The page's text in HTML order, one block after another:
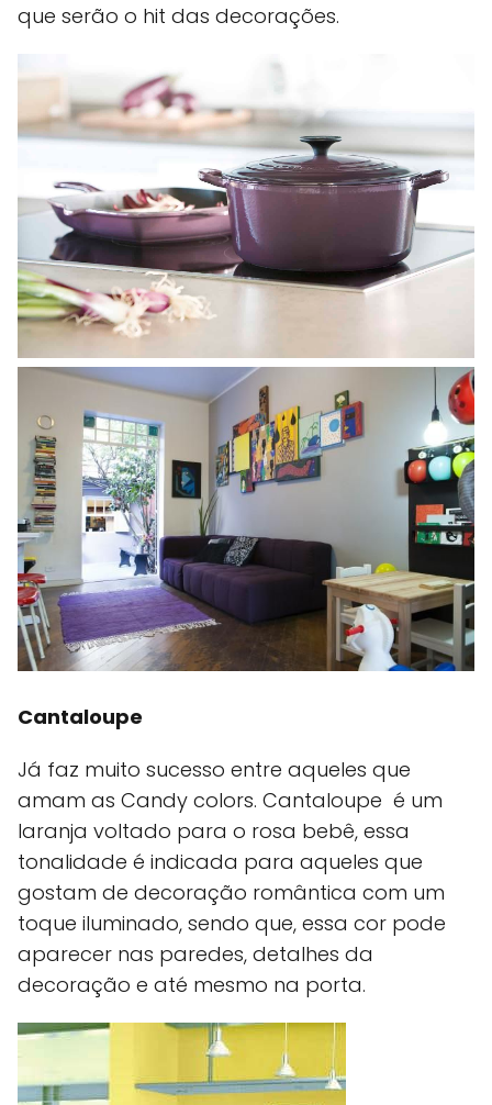
que serão o hit das decorações.
Cantaloupe
Já faz muito sucesso entre aqueles que
amam as Candy colors. Cantaloupe é um
laranja voltado para o rosa bebê, essa
tonalidade é indicada para aqueles que
gostam de decoração romântica com um
toque iluminado, sendo que, essa cor pode
aparecer nas paredes, detalhes da
decoração e até mesmo na porta.